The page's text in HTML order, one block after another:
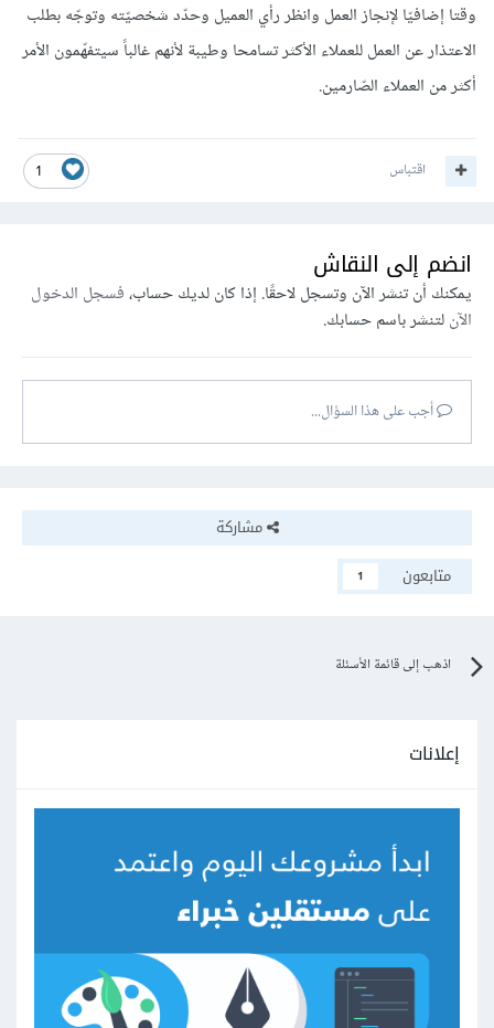
وقتا إضافيّا لإنجاز العمل وانظر رأي العميل وحدّد شخصيّته وتوجّه بطلب
الاعتذار عن العمل للعملاء الأكثر تسامحا وطيبة لأنهم غالباً سيتفهّمون الأمر
أكثر من العملاء الصّارمين.
1 اقتباس
انضم إلى النقاش
يمكنك أن تنشر الآن وتسجل لاحقًا. إذا كان لديك حساب،فسجل الدخول
الآنلتنشر باسم حسابك.
أجب على هذا السؤال...
مشاركة
متابعون
1
اذهب إلى قائمة الأسئلة
إعلانات